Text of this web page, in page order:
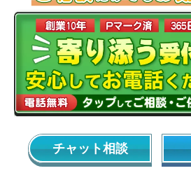
チャット相談